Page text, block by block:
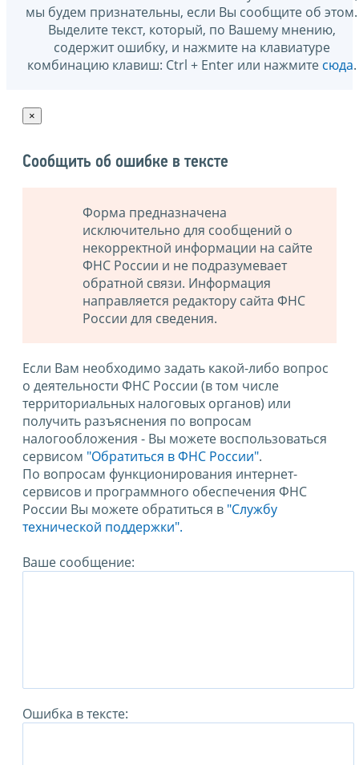
мы будем признательны, если Вы сообщите об этом.
Выделите текст, который, по Вашему мнению,
содержит ошибку, и нажмите на клавиатуре
комбинацию клавиш: Ctrl + Enter или нажмите сюда.
×
Сообщить об ошибке в тексте
Форма предназначена
исключительно для сообщений о
некорректной информации на сайте
ФНС России и не подразумевает
обратной связи. Информация
направляется редактору сайта ФНС
России для сведения.
Если Вам необходимо задать какой-либо вопрос
о деятельности ФНС России (в том числе
территориальных налоговых органов) или
получить разъяснения по вопросам
налогообложения - Вы можете воспользоваться
сервисом "Обратиться в ФНС России".
По вопросам функционирования интернет-
сервисов и программного обеспечения ФНС
России Вы можете обратиться в "Службу
технической поддержки".
Ваше сообщение:
Ошибка в тексте: